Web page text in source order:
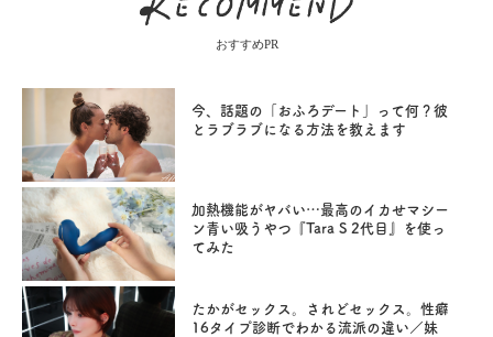
おすすめPR
今、話題の「おふろデート」って何？彼
とラブラブになる方法を教えます
加熱機能がヤバい…最高のイカせマシー
ン青い吸うやつ『Tara S 2代目』を使っ
てみた
たかがセックス。されどセックス。性癖
16タイプ診断でわかる流派の違い／妹